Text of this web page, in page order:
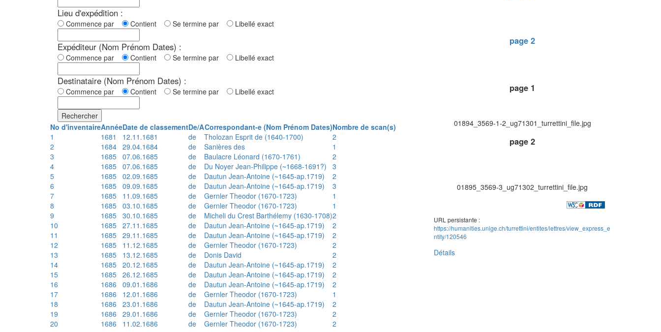
Lieu d'expédition :
Commence par Contient Se termine par Libellé exact
Expéditeur (Nom Prénom Dates) :
Commence par Contient Se termine par Libellé exact
Destinataire (Nom Prénom Dates) :
Commence par Contient Se termine par Libellé exact
Rechercher
No d'inventaireAnnéeDate de classementDe/ACorrespondant-e (Nom Prénom Dates)Nombre de scan(s)
1
1681 12.11.1681 de Tholozan Esprit de (1640-1700)
2
2
1684 29.04.1684 de Sanières des
1
3
1685 07.06.1685 de Baulacre Léonard (1670-1761)
2
4
1685 07.06.1685 de Du Noyer Jean-Philippe (~1668-1691?)
3
5
1685 02.09.1685 de Dautun Jean-Antoine (~1645-ap.1719)
2
6
1685 09.09.1685 de Dautun Jean-Antoine (~1645-ap.1719)
3
7
1685 11.09.1685 de Gernler Theodor (1670-1723)
1
8
1685 03.10.1685 de Gernler Theodor (1670-1723)
1
9
1685 30.10.1685 de Micheli du Crest Barthélemy (1630-1708)2
10
1685 27.11.1685 de Dautun Jean-Antoine (~1645-ap.1719)
2
11
1685 29.11.1685 de Dautun Jean-Antoine (~1645-ap.1719)
2
12
1685 11.12.1685 de Gernler Theodor (1670-1723)
2
13
1685 13.12.1685 de Donis David
2
14
1685 20.12.1685 de Dautun Jean-Antoine (~1645-ap.1719)
2
15
1685 26.12.1685 de Dautun Jean-Antoine (~1645-ap.1719)
2
16
1686 09.01.1686 de Dautun Jean-Antoine (~1645-ap.1719)
2
17
1686 12.01.1686 de Gernler Theodor (1670-1723)
1
18
1686 23.01.1686 de Dautun Jean-Antoine (~1645-ap.1719)
2
19
1686 29.01.1686 de Gernler Theodor (1670-1723)
2
20
1686 11.02.1686 de Gernler Theodor (1670-1723)
2
page 2
page 1
01894_3569-1-2_ug71301_turrettini_file.jpg
page 2
01895_3569-3_ug71302_turrettini_file.jpg
URL persistante :
https://humanities.unige.ch/turrettini/entites/lettres/view_express_e
ntity/120546
Détails